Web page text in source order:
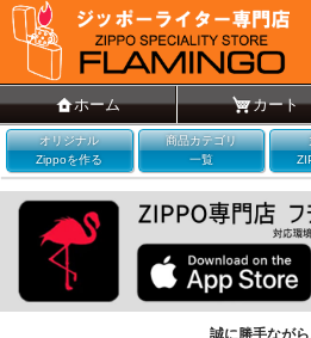
ホーム カート
オリジナル
Zippoを作る
商品カテゴリ
一覧
誠に勝手ながら